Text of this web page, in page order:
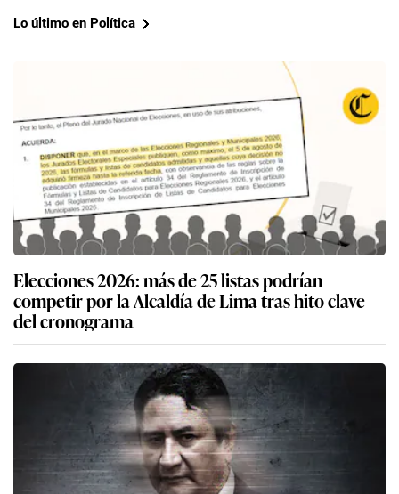
Lo último en Política
Elecciones 2026: más de 25 listas podrían
competir por la Alcaldía de Lima tras hito clave
del cronograma